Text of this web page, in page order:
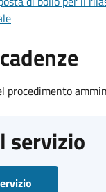
procedimento
servizio